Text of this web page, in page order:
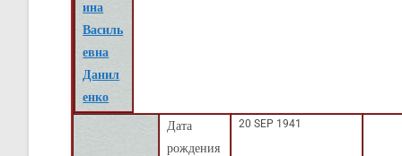
ина
Василь
евна
Данил
енко
Дата
рождения
20 SEP 1941